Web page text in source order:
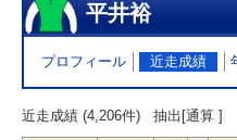
平井裕
プロフィール 近走成績
近走成績 (4,206件) 抽出[通算 ]